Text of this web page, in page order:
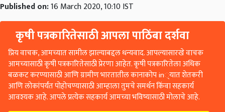
Published on:16 March 2020, 10:10 IST
कृषी पत्रकारितेसाठी आपला पाठिंबा दर्शवा
प्रिय वाचक, आमच्यात सामील झाल्याबद्दल धन्यवाद. आपल्यासारखे वाचक
आमच्यासाठी कृषी पत्रकारितेसाठी प्रेरणा आहेत. कृषी पत्रकारितेला अधिक
बळकट करण्यासाठी आणि ग्रामीण भारतातील कानाकोप in्यात शेतकरी
आणि लोकांपर्यंत पोहोचण्यासाठी आम्हाला तुमचे समर्थन किंवा सहकार्य
आवश्यक आहे. आपले प्रत्येक सहकार्य आमच्या भविष्यासाठी मोलाचे आहे.